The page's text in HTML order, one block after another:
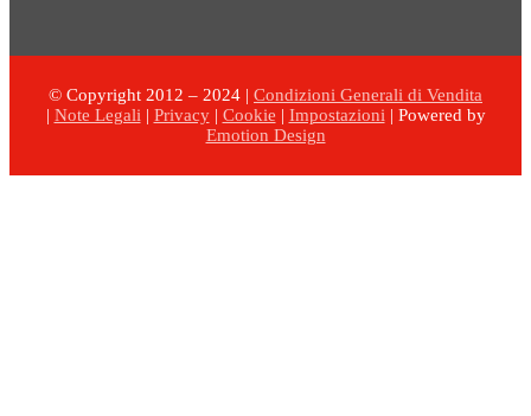
© Copyright 2012 – 2024 | Condizioni Generali di Vendita
| Note Legali | Privacy| Cookie | Impostazioni | Powered by
Emotion Design